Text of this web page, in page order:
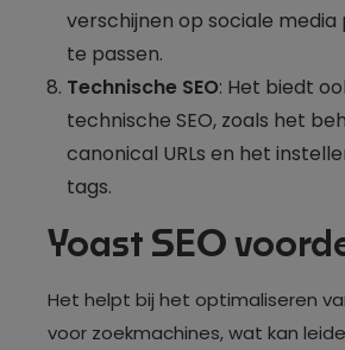
verschijnen op sociale
te passen.
Technische SEO: Het biedt
technische SEO, zoals het
canonical URLs en het
tags.
Yoast SEO
Het helpt bij het optimaliseren
voor zoekmachines, wat kan